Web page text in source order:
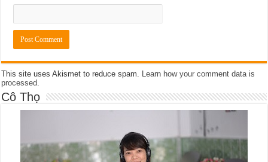
This site uses Akismet to reduce spam.
Learn how your comment data is
processed
Cô Thọ